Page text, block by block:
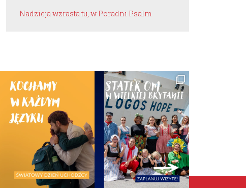
Nadzieja wzrasta tu, w Poradni Psalm